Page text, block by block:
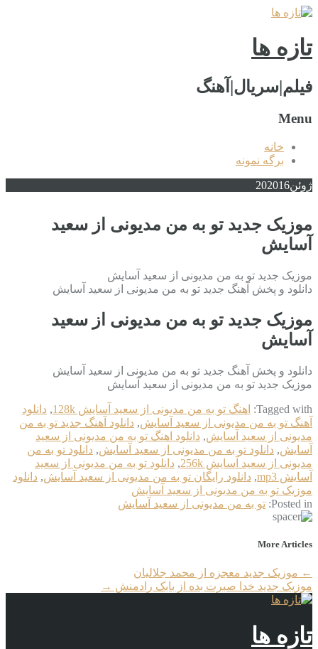
تازه ها
فیلم|سریال|آهنگ
Menu
خانه
برگه نمونه
ژوئن 202016
موزیک جدید تو به من مدیونی از سعید
آسایش
موزیک جدید تو به من مدیونی از سعید آسایش
دانلود و پخش آهنگ جدید تو به من مدیونی از سعید آسایش
موزیک جدید تو به من مدیونی از سعید
آسایش
دانلود و پخش آهنگ جدید تو به من مدیونی از سعید آسایش
موزیک جدید تو به من مدیونی از سعید آسایش
Tagged with: اهنگ تو به من مدیونی از سعید آسایش 128k , دانلود
آهنگ تو به من مدیونی از سعید آسایش, دانلود آهنگ جدید تو به من
مدیونی از سعید آسایش, دانلود اهنگ تو به من مدیونی از سعید
آسایش, دانلود تو به من مدیونی از سعید آسایش, دانلود تو به من
مدیونی از سعید آسایش 256k
, دانلود تو به من مدیونی از سعید
آسایش mp3
, دانلود رایگان تو به من مدیونی از سعید آسایش, دانلود
موزیک تو به من مدیونی از سعید آسایش
Posted in: تو به من مدیونی از سعید آسایش
More Articles
← موزیک جدید معجزه از محمد جلالیان
موزیک جدید خدا صبرت بده از بابک رادمنش →
تازه ها